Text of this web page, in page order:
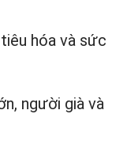
hóa và sức
người già và